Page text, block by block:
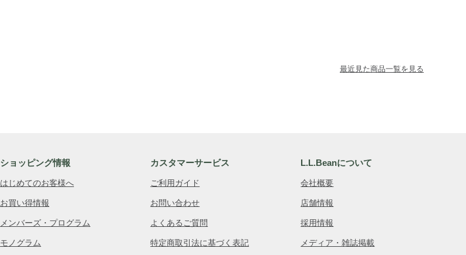
最近見た商品一覧を見る
ショッピング情報
はじめてのお客様へ
お買い得情報
メンバーズ・プログラム
モノグラム
カスタマーサービス
ご利用ガイド
お問い合わせ
よくあるご質問
特定商取引法に基づく表記
L.L.Beanについて
会社概要
店舗情報
採用情報
メディア・雑誌掲載